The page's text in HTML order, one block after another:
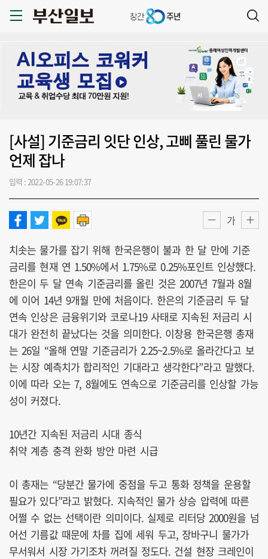
[사설] 기준금리 잇단 인상, 고삐 풀린 물가
언제 잡나
입력 : 2022-05-26 19:07:37
가
치솟는 물가를 잡기 위해 한국은행이 불과 한 달 만에 기준
금리를 현재 연 1.50%에서 1.75%로 0.25%포인트 인상했다.
한은이 두 달 연속 기준금리를 올린 것은 2007년 7월과 8월
에 이어 14년 9개월 만에 처음이다. 한은의 기준금리 두 달
연속 인상은 금융위기와 코로나19 사태로 지속된 저금리 시
대가 완전히 끝났다는 것을 의미한다. 이창용 한국은행 총재
는 26일 “올해 연말 기준금리가 2.25~2.5%로 올라간다고 보
는 시장 예측치가 합리적인 기대라고 생각한다”라고 말했다.
이에 따라 오는 7, 8월에도 연속으로 기준금리를 인상할 가능
성이 커졌다.
10년간 지속된 저금리 시대 종식
취약 계층 충격 완화 방안 마련 시급
이 총재는 “당분간 물가에 중점을 두고 통화 정책을 운용할
필요가 있다”라고 밝혔다. 지속적인 물가 상승 압력에 따른
어쩔 수 없는 선택이란 의미이다. 실제로 리터당 2000원을 넘
어선 기름값 때문에 차를 집에 세워 두고, 장바구니 물가가
무서워서 시장 가기조차 꺼려질 정도다. 건설 현장 크레인이